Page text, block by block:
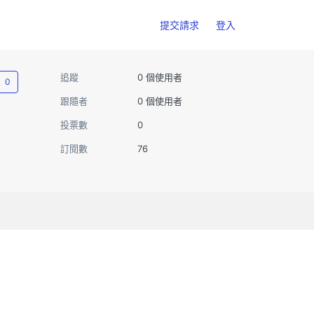
提交請求 登入
尚無任何人追蹤
追蹤 0 個使用者
跟隨者 0 個使用者
投票數 0
訂閱數 76